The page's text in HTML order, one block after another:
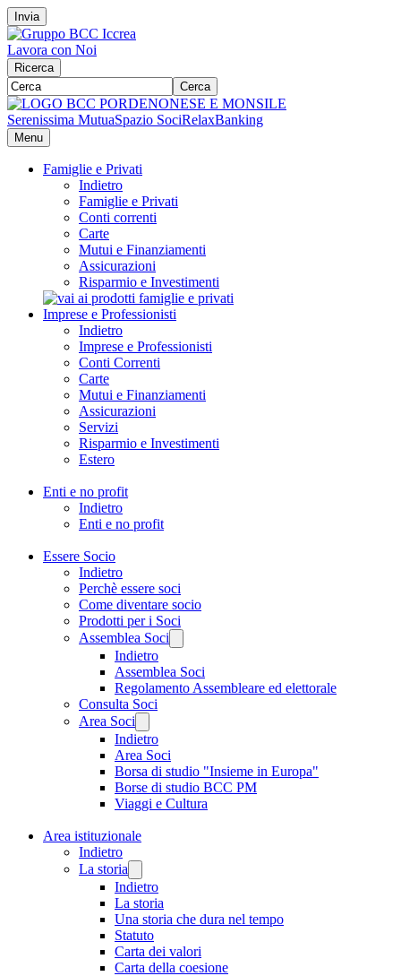
Invia
Lavora con Noi
Ricerca
Cerca
Serenissima MutuaSpazio SociRelaxBanking
Menu
Famiglie e Privati
Indietro
Famiglie e Privati
Conti correnti
Carte
Mutui e Finanziamenti
Assicurazioni
Risparmio e Investimenti
Imprese e Professionisti
Indietro
Imprese e Professionisti
Conti Correnti
Carte
Mutui e Finanziamenti
Assicurazioni
Servizi
Risparmio e Investimenti
Estero
Enti e no profit
Indietro
Enti e no profit
Essere Socio
Indietro
Perchè essere soci
Come diventare socio
Prodotti per i Soci
Assemblea Soci
Indietro
Assemblea Soci
Regolamento Assembleare ed elettorale
Consulta Soci
Area Soci
Indietro
Area Soci
Borsa di studio "Insieme in Europa"
Borse di studio BCC PM
Viaggi e Cultura
Area istituzionale
Indietro
La storia
Indietro
La storia
Una storia che dura nel tempo
Statuto
Carta dei valori
Carta della coesione